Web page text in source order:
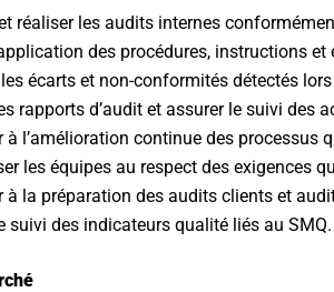
réaliser les audits internes
des procédures, instructions et
écarts et non-conformités détectés
rapports d’audit et assurer le suivi des
à l’amélioration continue des processus
les équipes au respect des exigences
à la préparation des audits clients et
suivi des indicateurs qualité liés au SMQ.